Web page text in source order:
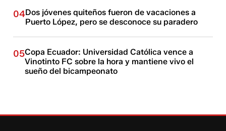
04Dos jóvenes quiteños fueron de vacaciones a
Puerto López, pero se desconoce su paradero
05Copa Ecuador: Universidad Católica vence a
Vinotinto FC sobre la hora y mantiene vivo el
sueño del bicampeonato